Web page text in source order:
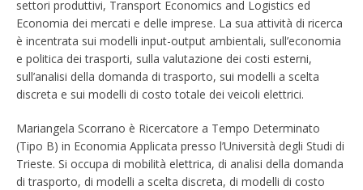
settori produttivi, Transport Economics and Logistics ed
Economia dei mercati e delle imprese. La sua attività di ricerca
è incentrata sui modelli input-output ambientali, sull’economia
e politica dei trasporti, sulla valutazione dei costi esterni,
sull’analisi della domanda di trasporto, sui modelli a scelta
discreta e sui modelli di costo totale dei veicoli elettrici.
Mariangela Scorrano è Ricercatore a Tempo Determinato
(Tipo B) in Economia Applicata presso l’Università degli Studi di
Trieste. Si occupa di mobilità elettrica, di analisi della domanda
di trasporto, di modelli a scelta discreta, di modelli di costo